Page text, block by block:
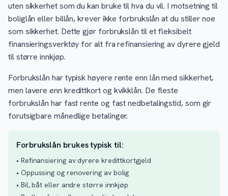
uten sikkerhet som du kan bruke til hva du vil. I motsetning til
boliglån eller billån, krever ikke forbrukslån at du stiller noe
som sikkerhet. Dette gjør forbrukslån til et fleksibelt
finansieringsverktøy for alt fra refinansiering av dyrere gjeld
til større innkjøp.
Forbrukslån har typisk høyere rente enn lån med sikkerhet,
men lavere enn kredittkort og kvikklån. De fleste
forbrukslån har fast rente og fast nedbetalingstid, som gir
forutsigbare månedlige betalinger.
Forbrukslån brukes typisk til:
• Refinansiering av dyrere kredittkortgjeld
• Oppussing og renovering av bolig
• Bil, båt eller andre større innkjøp